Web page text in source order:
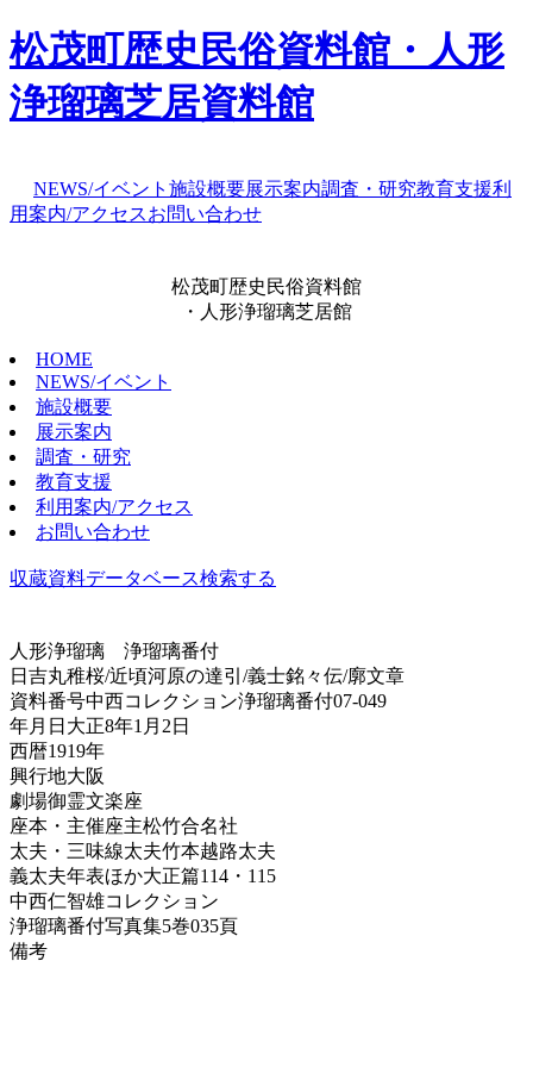
松茂町歴史民俗資料館・人形
浄瑠璃芝居資料館
NEWS/イベント 施設概要展示案内調査・研究教育支援利
用案内/アクセスお問い合わせ
松茂町歴史民俗資料館
・人形浄瑠璃芝居館
HOME
NEWS/イベント
施設概要
展示案内
調査・研究
教育支援
利用案内/アクセス
お問い合わせ
収蔵資料データベース検索する
人形浄瑠璃 浄瑠璃番付
日吉丸稚桜/近頃河原の達引/義士銘々伝/廓文章
資料番号中西コレクション浄瑠璃番付07-049
年月日 大正8年1月2日
西暦1919年
興行地大阪
劇場御霊文楽座
座本・主催座主松竹合名社
太夫・三味線太夫竹本越路太夫
義太夫年表ほか大正篇114・115
中西仁智雄コレクション
浄瑠璃番付写真集5巻035頁
備考